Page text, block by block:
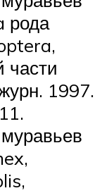
рода
части
1997.